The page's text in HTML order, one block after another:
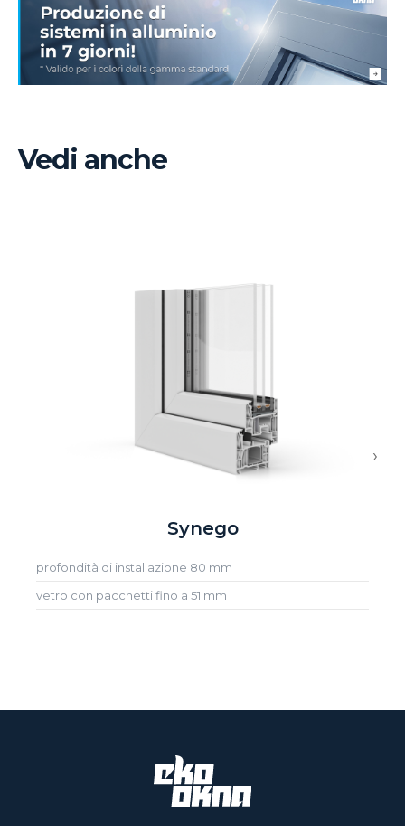
Vedi anche
Synego
profondità di installazione 80 mm
vetro con pacchetti fino a 51 mm
›